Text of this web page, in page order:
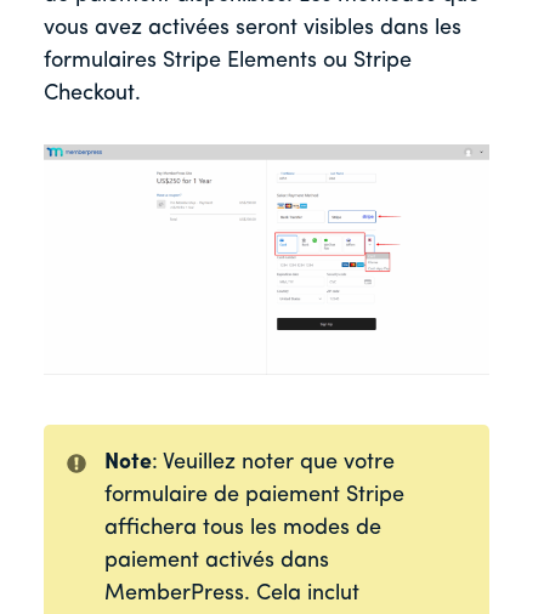
vous avez activées seront visibles dans les
formulaires Stripe Elements ou Stripe
Checkout.
Note: Veuillez noter que votre
formulaire de paiement Stripe
affichera tous les modes de
paiement activés dans
MemberPress. Cela inclut